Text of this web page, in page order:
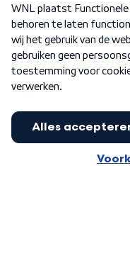
Nieuwsbrief
Word Lid